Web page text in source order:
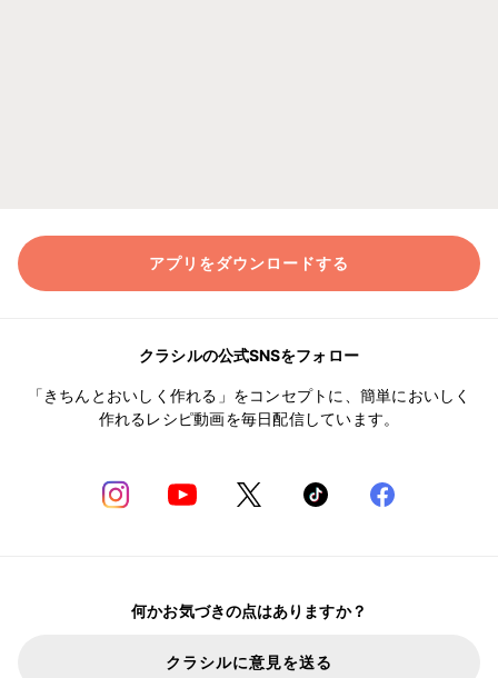
アプリをダウンロードする
クラシルの公式SNSをフォロー
「きちんとおいしく作れる」をコンセプトに、簡単においしく
作れるレシピ動画を毎日配信しています。
何かお気づきの点はありますか？
クラシルに意見を送る